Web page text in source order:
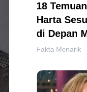
18
Harta
di Depan
Fakta Menarik